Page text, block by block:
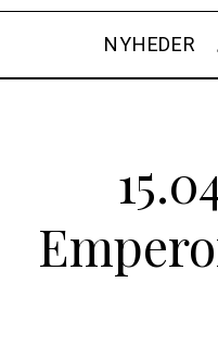
NYHEDER